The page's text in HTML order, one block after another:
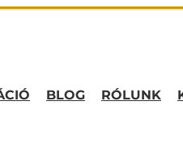
BLOG RÓLUNK